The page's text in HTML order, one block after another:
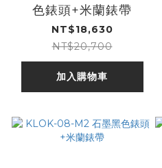
色錶頭+米蘭錶帶
NT$18,630
NT$20,700
加入購物車